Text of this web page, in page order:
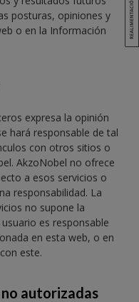
posturas, opiniones y
o en la Información
expresa la opinión
hará responsable de tal
con otros sitios o
AkzoNobel no ofrece
a esos servicios o
responsabilidad. La
no supone la
es responsable
en esta web, o en
este.
autorizadas